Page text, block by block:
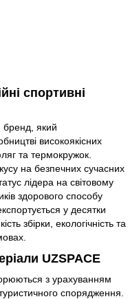
спортивні
бренд, який
високоякісних
та термокружок.
на безпечних сучасних
лідера на світовому
здорового способу
у десятки
збірки, екологічність та
UZSPACE
з урахуванням
спорядження.